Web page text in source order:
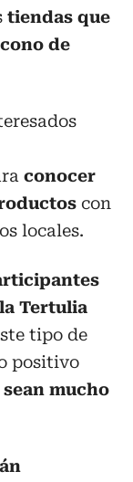
tiendas que
de
conocer
con
locales.
Tertulia
tipo de
positivo
mucho